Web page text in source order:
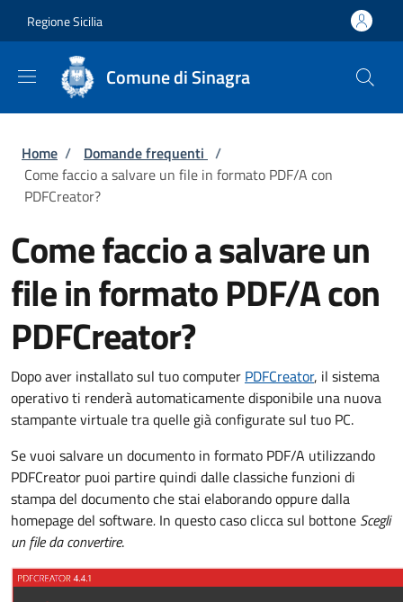
Regione Sicilia
Comune di Sinagra
Briciole di pane
Home / Domande frequenti /
Come faccio a salvare un file in formato PDF/A con
PDFCreator?
Come faccio a salvare un
file in formato PDF/A con
PDFCreator?
Dopo aver installato sul tuo computer PDFCreator, il sistema
operativo ti renderà automaticamente disponibile una nuova
stampante virtuale tra quelle già configurate sul tuo PC.
Se vuoi salvare un documento in formato PDF/A utilizzando
PDFCreator puoi partire quindi dalle classiche funzioni di
stampa del documento che stai elaborando oppure dalla
homepage del software. In questo caso clicca sul bottone Scegli
un file da convertire.